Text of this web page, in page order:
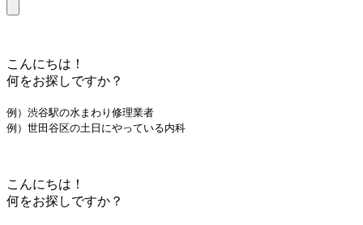
こんにちは！
何をお探しですか？
例）渋谷駅の水まわり修理業者
例）世田谷区の土日にやっている内科
こんにちは！
何をお探しですか？